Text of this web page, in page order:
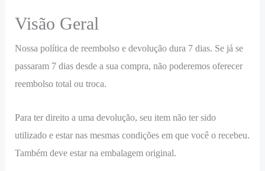
Visão Geral
Nossa política de reembolso e devolução dura 7 dias. Se já se
passaram 7 dias desde a sua compra, não poderemos oferecer
reembolso total ou troca.
Para ter direito a uma devolução, seu item não ter sido
utilizado e estar nas mesmas condições em que você o recebeu.
Também deve estar na embalagem original.